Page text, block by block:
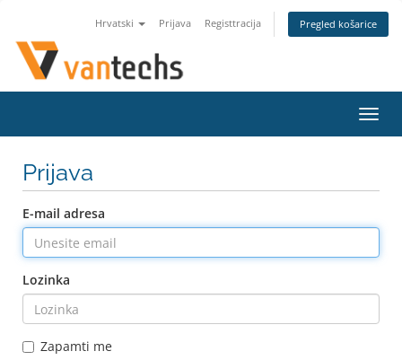
Hrvatski Prijava Registtracija Pregled košarice
Prijava
E-mail adresa
Lozinka
Zapamti me